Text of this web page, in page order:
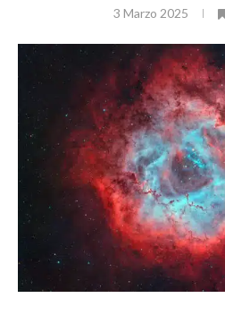
3 Marzo 2025